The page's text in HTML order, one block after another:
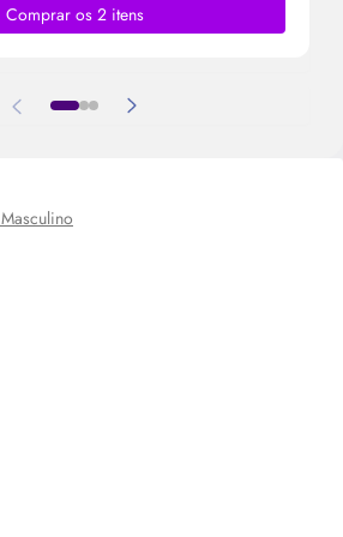
Comprar os 2 itens
Masculino